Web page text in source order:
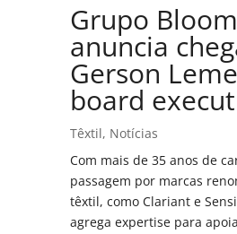
Grupo Bloom
anuncia
Gerson
board
Têxtil, Notícias
Com mais de 35 anos de
passagem por marcas
têxtil, como Clariant e
agrega expertise para